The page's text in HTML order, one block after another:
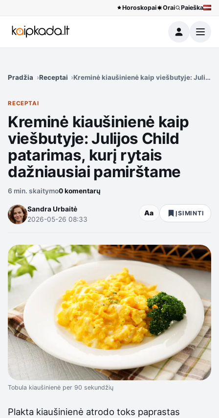
Horoskopai Orai Paieška
Meniu
Pradžia Receptai Kreminė kiaušinienė kaip viešbutyje:
RECEPTAI
Kreminė kiaušinienė kaip
viešbutyje: Julijos Child
patarimas, kurį rytais
dažniausiai pamirštame
6 min. skaitymo0 komentarų
Sandra Urbaitė
2026-05-26 08:33
Aa ĮSIMINTI
Tobula kiaušinienė per 90 sekundžių
Plakta kiaušinienė atrodo toks paprastas